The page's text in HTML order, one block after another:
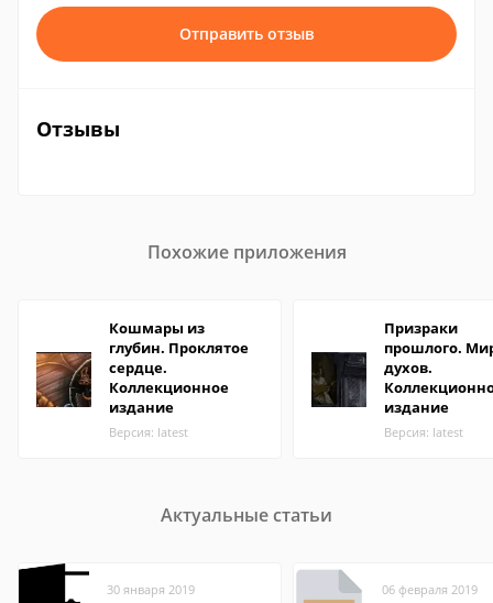
Отправить отзыв
Отзывы
Похожие приложения
Кошмары из
глубин. Проклятое
сердце.
Коллекционное
издание
Версия: latest
Призраки
прошлого.
духов.
издание
Версия: latest
Актуальные статьи
30 января 2019 06 февраля 2019